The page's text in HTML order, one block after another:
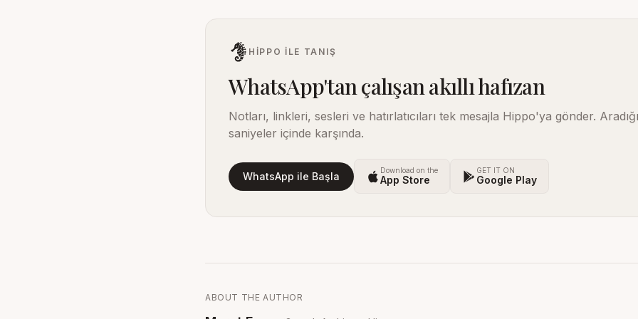
HIPPO ILE TANIŞ
WhatsApp'tan çalışan akıllı hafızan
Notları, linkleri, sesleri ve hatırlatıcıları tek mesajla Hippo'ya gönder.
saniyeler içinde karşında.
WhatsApp ile Başla Download on the
App Store
GET IT ON
Google Play
ABOUT THE AUTHOR